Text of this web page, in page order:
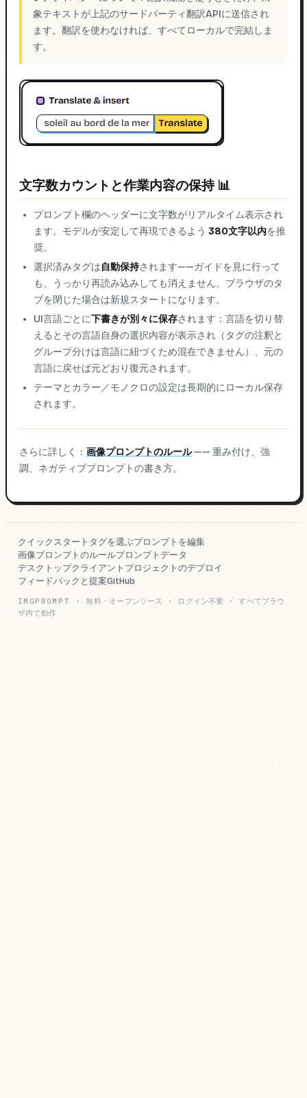
象テキストが上記のサードパーティ翻訳APIに送信され
ます。翻訳を使わなければ、すべてローカルで完結しま
す。
文字数カウントと作業内容の保持 📊
プロンプト欄のヘッダーに文字数がリアルタイム表示され
ます。モデルが安定して再現できるよう 380文字以内を推
奨。
選択済みタグは自動保持されます——ガイドを見に行って
も、うっかり再読み込みしても消えません。ブラウザのタ
ブを閉じた場合は新規スタートになります。
UI言語ごとに下書きが別々に保存されます：言語を切り替
えるとその言語自身の選択内容が表示され（タグの注釈と
グループ分けは言語に紐づくため混在できません）、元の
言語に戻せば元どおり復元されます。
テーマとカラー／モノクロの設定は長期的にローカル保存
されます。
さらに詳しく： 画像プロンプトのルール—— 重み付け、強
調、ネガティブプロンプトの書き方。
クイックスタート タグを選ぶプロンプトを編集
画像プロンプトのルールプロンプトデータ
デスクトップクライアント プロジェクトのデプロイ
フィードバックと提案GitHub
IMGPROMPT ·無料・オープンソース · ログイン不要 · すべてブラウ
ザ内で動作